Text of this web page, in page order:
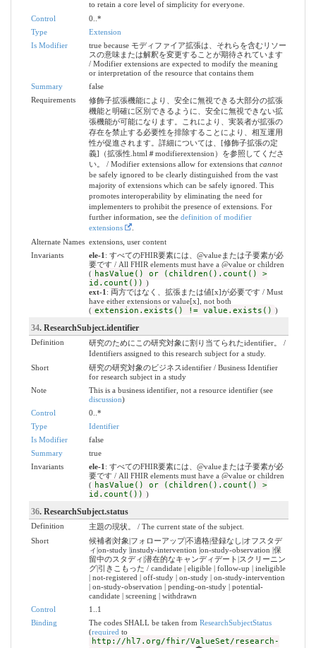
to retain a core level of simplicity for everyone.
Control
0..*
Type
Extension
Is Modifier
true because モディファイア拡張は、それらを含むリソー
スの意味または解釈を変更することが期待されています
/ Modifier extensions are expected to modify the meaning
or interpretation of the resource that contains them
Summary
false
Requirements
修飾子拡張機能により、安全に無視できる大部分の拡張
機能と明確に区別できるように、安全に無視できない拡
張機能が可能になります。これにより、実装者が拡張の
存在を禁止する必要性を排除することにより、相互運用
性が促進されます。詳細については、[修飾子拡張の定
義]（拡張性.html＃modifierextension）を参照してくださ
い。 / Modifier extensions allow for extensions that cannot
be safely ignored to be clearly distinguished from the vast
majority of extensions which can be safely ignored. This
promotes interoperability by eliminating the need for
implementers to prohibit the presence of extensions. For
further information, see the definition of modifier
extensions
.
Alternate Names extensions, user content
Invariants
ele-1 : すべてのFHIR要素には、@valueまたは子要素が必
要です / All FHIR elements must have a @value or children
( hasValue() or (children().count() >
id.count()) )
ext-1 : 両方ではなく、拡張または値[x]が必要です / Must
have either extensions or value[x], not both
( extension.exists() != value.exists() )
34. ResearchSubject.identifier
Definition
研究のためにこの研究対象に割り当てられたidentifier。 /
Identifiers assigned to this research subject for a study.
Short
研究の研究対象のビジネスidentifier / Business Identifier
for research subject in a study
Note
This is a business identifier, not a resource identifier (see
discussion)
Control
0..*
Type
Identifier
Is Modifier
false
Summary
true
Invariants
ele-1 : すべてのFHIR要素には、@valueまたは子要素が必
要です / All FHIR elements must have a @value or children
( hasValue() or (children().count() >
id.count()) )
36. ResearchSubject.status
Definition
主題の現状。 / The current state of the subject.
Short
候補者|対象|フォローアップ|不適格|登録なし|オフスタデ
ィ|on-study |instudy-intervention |on-study-observation |保
留中のスタディ|潜在的なキャンディデート|スクリーニン
グ|引きこもった / candidate | eligible | follow-up | ineligible
| not-registered | off-study | on-study | on-study-intervention
| on-study-observation | pending-on-study | potential-
candidate | screening | withdrawn
Control
1..1
Binding
The codes SHALL be taken from ResearchSubjectStatus
(required to
http://hl7.org/fhir/ValueSet/research-